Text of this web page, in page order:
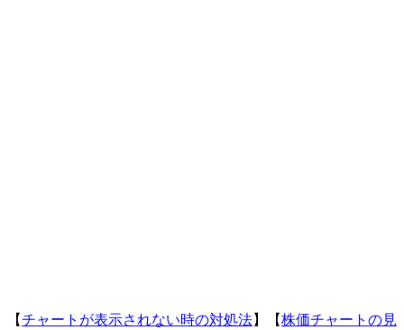
【チャートが表示されない時の対処法】【株価チャートの見